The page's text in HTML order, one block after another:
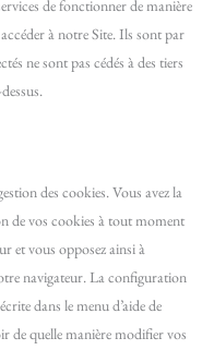
de fonctionner de manière
à notre Site. Ils sont par
ne sont pas cédés à des tiers
des cookies. Vous avez la
de vos cookies à tout moment
et vous opposez ainsi à
navigateur. La configuration
dans le menu d’aide de
de quelle manière modifier vos